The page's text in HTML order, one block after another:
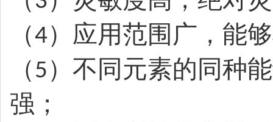
（4）应用范围广，能
（ 5 ）不同元素的同种
强；